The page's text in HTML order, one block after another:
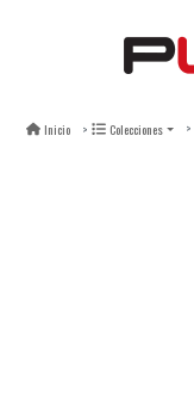
Inicio Colecciones